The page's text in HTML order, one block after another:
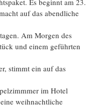
Es beginnt am 23.
auf das abendliche
Am Morgen des
und einem geführten
stimmt ein auf das
im Hotel
weihnachtliche